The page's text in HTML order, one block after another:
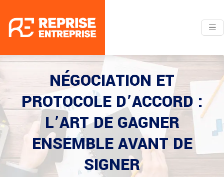
NÉGOCIATION ET
PROTOCOLE D’ACCORD :
L’ART DE GAGNER
ENSEMBLE AVANT DE
SIGNER